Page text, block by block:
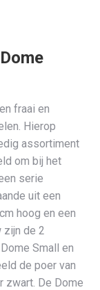
fraai en
Hierop
assortiment
om bij het
serie
uit een
hoog en een
zijn de 2
Small en
de poer van
zwart. De Dome